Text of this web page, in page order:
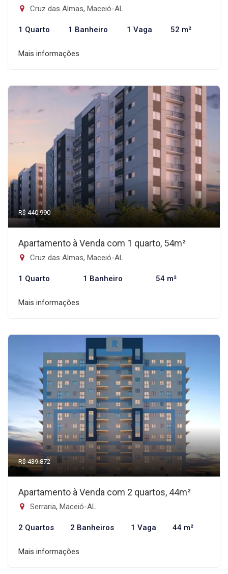
Cruz das Almas, Maceió-AL
1 Quarto 1 Banheiro 1 Vaga 52 m²
Mais informações
R$ 440.990
Apartamento à Venda com 1 quarto, 54m²
Cruz das Almas, Maceió-AL
1 Quarto 1 Banheiro 54 m²
Mais informações
R$ 439.872
Apartamento à Venda com 2 quartos, 44m²
Serraria, Maceió-AL
2 Quartos 2 Banheiros 1 Vaga 44 m²
Mais informações